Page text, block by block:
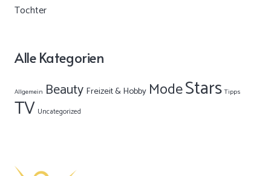
Alle Kategorien
Allgemein Beauty Freizeit & Hobby ModeStars Tipps
TV Uncategorized